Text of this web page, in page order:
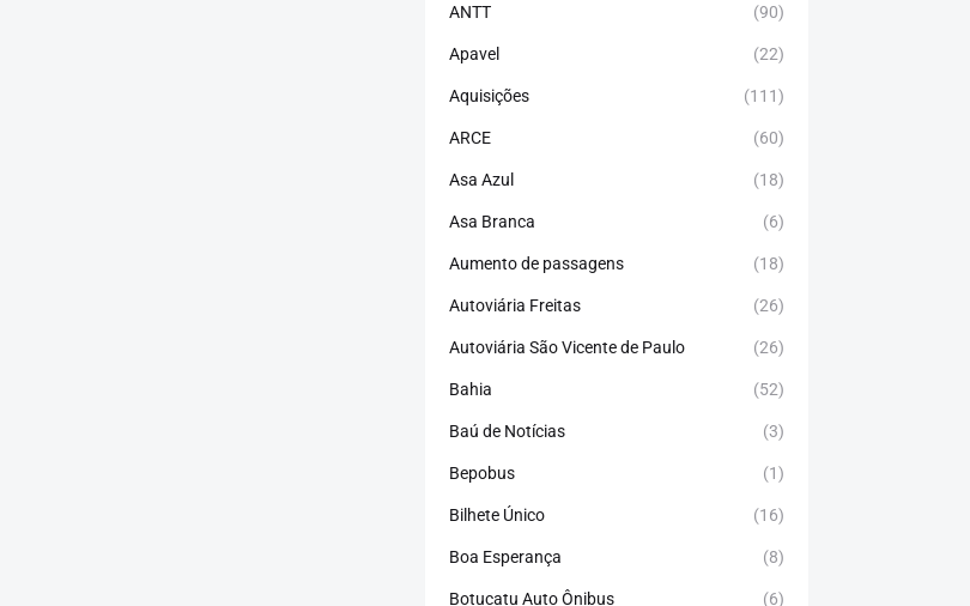
ANTT (90)
Apavel (22)
Aquisições (111)
ARCE (60)
Asa Azul (18)
Asa Branca (6)
Aumento de passagens (18)
Autoviária Freitas (26)
Autoviária São Vicente de Paulo (26)
Bahia (52)
Baú de Notícias (3)
Bepobus (1)
Bilhete Único (16)
Boa Esperança (8)
Botucatu Auto Ônibus (6)